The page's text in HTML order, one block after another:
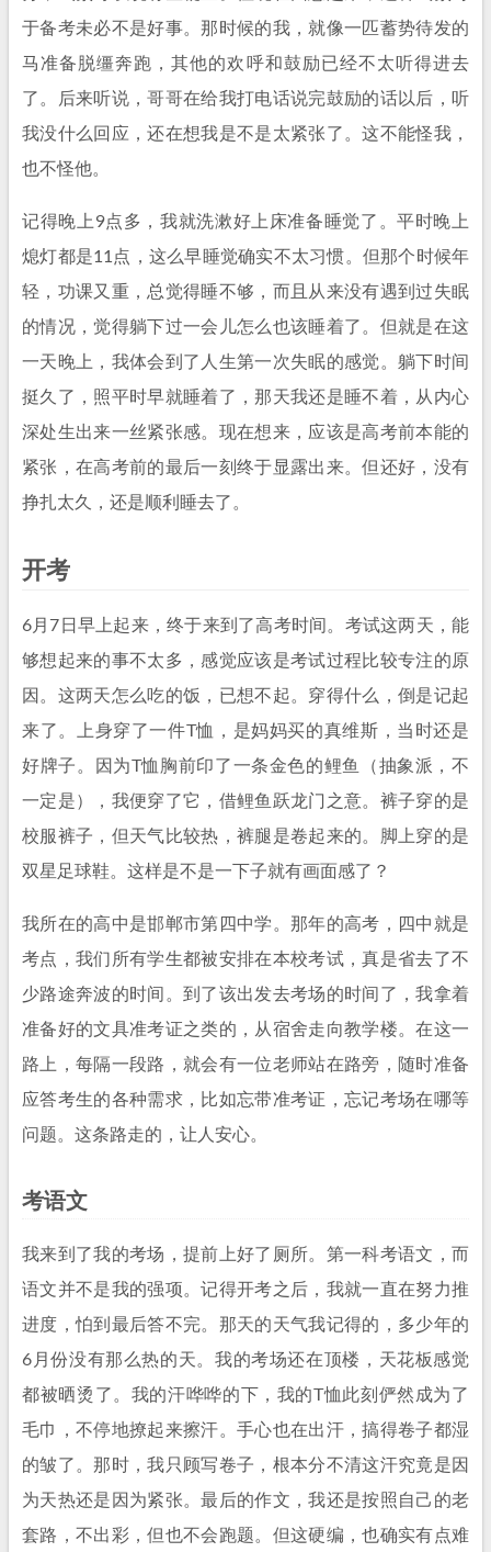
于备考未必不是好事。那时候的我，就像一匹蓄势待发的
马准备脱缰奔跑，其他的欢呼和鼓励已经不太听得进去
了。后来听说，哥哥在给我打电话说完鼓励的话以后，听
我没什么回应，还在想我是不是太紧张了。这不能怪我，
也不怪他。
记得晚上9点多，我就洗漱好上床准备睡觉了。平时晚上
熄灯都是11点，这么早睡觉确实不太习惯。但那个时候年
轻，功课又重，总觉得睡不够，而且从来没有遇到过失眠
的情况，觉得躺下过一会儿怎么也该睡着了。但就是在这
一天晚上，我体会到了人生第一次失眠的感觉。躺下时间
挺久了，照平时早就睡着了，那天我还是睡不着，从内心
深处生出来一丝紧张感。现在想来，应该是高考前本能的
紧张，在高考前的最后一刻终于显露出来。但还好，没有
挣扎太久，还是顺利睡去了。
开考
6月7日早上起来，终于来到了高考时间。考试这两天，能
够想起来的事不太多，感觉应该是考试过程比较专注的原
因。这两天怎么吃的饭，已想不起。穿得什么，倒是记起
来了。上身穿了一件T恤，是妈妈买的真维斯，当时还是
好牌子。因为T恤胸前印了一条金色的鲤鱼（抽象派，不
一定是），我便穿了它，借鲤鱼跃龙门之意。裤子穿的是
校服裤子，但天气比较热，裤腿是卷起来的。脚上穿的是
双星足球鞋。这样是不是一下子就有画面感了？
我所在的高中是邯郸市第四中学。那年的高考，四中就是
考点，我们所有学生都被安排在本校考试，真是省去了不
少路途奔波的时间。到了该出发去考场的时间了，我拿着
准备好的文具准考证之类的，从宿舍走向教学楼。在这一
路上，每隔一段路，就会有一位老师站在路旁，随时准备
应答考生的各种需求，比如忘带准考证，忘记考场在哪等
问题。这条路走的，让人安心。
考语文
我来到了我的考场，提前上好了厕所。第一科考语文，而
语文并不是我的强项。记得开考之后，我就一直在努力推
进度，怕到最后答不完。那天的天气我记得的，多少年的
6月份没有那么热的天。我的考场还在顶楼，天花板感觉
都被晒烫了。我的汗哗哗的下，我的T恤此刻俨然成为了
毛巾，不停地撩起来擦汗。手心也在出汗，搞得卷子都湿
的皱了。那时，我只顾写卷子，根本分不清这汗究竟是因
为天热还是因为紧张。最后的作文，我还是按照自己的老
套路，不出彩，但也不会跑题。但这硬编，也确实有点难